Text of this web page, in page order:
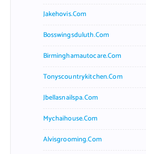
Jakehovis.com
Bosswingsduluth.com
Birminghamautocare.com
Tonyscountrykitchen.com
Jbellasnailspa.com
Mychaihouse.com
Alvisgrooming.com